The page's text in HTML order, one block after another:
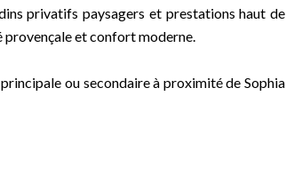
privatifs paysagers et prestations haut de
et confort moderne.
ou secondaire à proximité de Sophia